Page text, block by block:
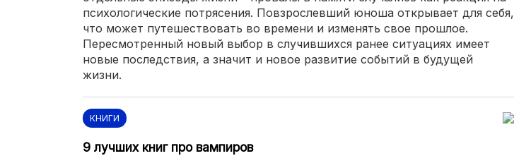
психологические потрясения. Повзрослевший юноша открывает для себя,
что может путешествовать во времени и изменять свое прошлое.
Пересмотренный новый выбор в случившихся ранее ситуациях имеет
новые последствия, а значит и новое развитие событий в будущей
жизни.
КНИГИ
9 лучших книг про вампиров